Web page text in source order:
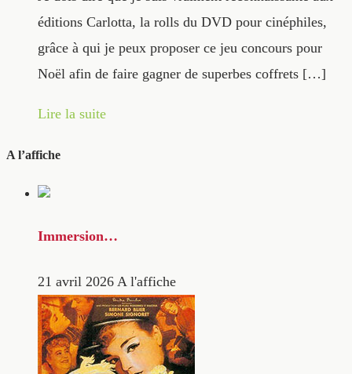
éditions Carlotta, la rolls du DVD pour cinéphiles,
grâce à qui je peux proposer ce jeu concours pour
Noël afin de faire gagner de superbes coffrets […]
Lire la suite
A l’affiche
Immersion…
21 avril 2026 A l'affiche